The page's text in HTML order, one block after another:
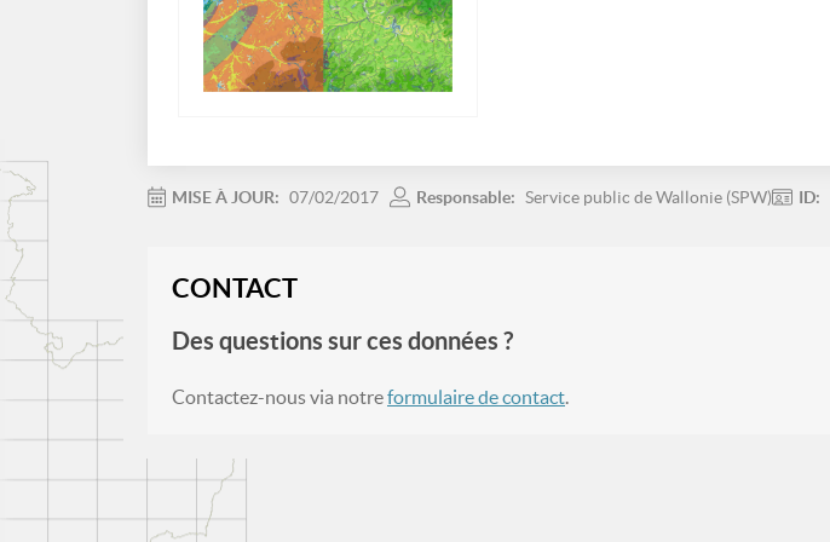
MISE À JOUR: 07/02/2017 Responsable: Service public de Wallonie (SPW) ID:
CONTACT
Des questions sur ces données ?
Contactez-nous via notreformulaire de contact.